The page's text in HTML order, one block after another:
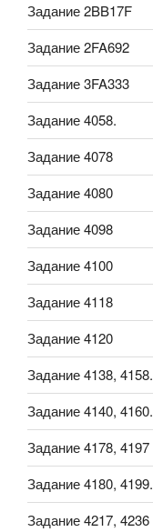
Задание 2BB17F
Задание 2FA692
Задание 3FA333
Задание 4058.
Задание 4078
Задание 4080
Задание 4098
Задание 4100
Задание 4118
Задание 4120
Задание 4138, 4158.
Задание 4140, 4160.
Задание 4178, 4197
Задание 4180, 4199.
Задание 4217, 4236